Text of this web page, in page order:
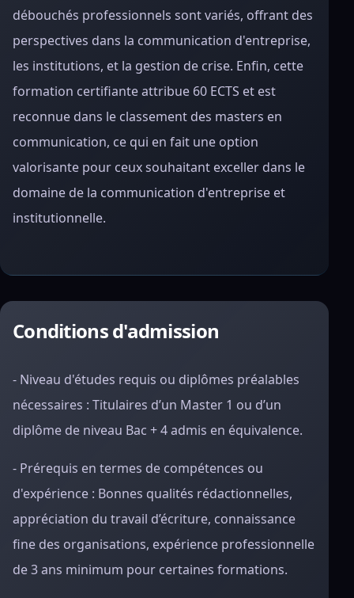
débouchés professionnels sont variés, offrant des
perspectives dans la communication d'entreprise,
les institutions, et la gestion de crise. Enfin, cette
formation certifiante attribue 60 ECTS et est
reconnue dans le classement des masters en
communication, ce qui en fait une option
valorisante pour ceux souhaitant exceller dans le
domaine de la communication d'entreprise et
institutionnelle.
Conditions d'admission
- Niveau d'études requis ou diplômes préalables
nécessaires : Titulaires d’un Master 1 ou d’un
diplôme de niveau Bac + 4 admis en équivalence.
- Prérequis en termes de compétences ou
d'expérience : Bonnes qualités rédactionnelles,
appréciation du travail d’écriture, connaissance
fine des organisations, expérience professionnelle
de 3 ans minimum pour certaines formations.